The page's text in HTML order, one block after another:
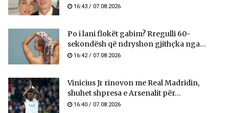
16:43 / 07.08.2026
Po i lani flokët gabim? Rregulli 60-
sekondësh që ndryshon gjithçka nga...
16:42 / 07.08.2026
Vinicius Jr rinovon me Real Madridin,
shuhet shpresa e Arsenalit për...
16:40 / 07.08.2026